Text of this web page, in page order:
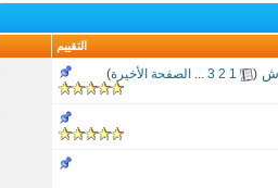
التقييم
(
1
2
3
... الصفحة الأخيرة)